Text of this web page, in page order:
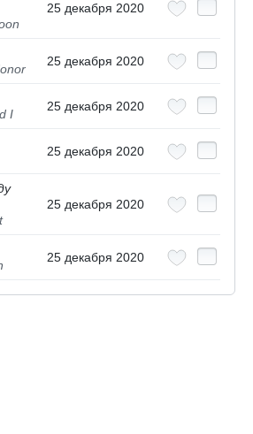
25 декабря 2020
25 декабря 2020
I
25 декабря 2020
25 декабря 2020
25 декабря 2020
25 декабря 2020